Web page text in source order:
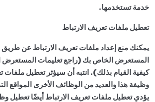
خدمة تستخدمها.
تعطيل ملفات تعريف الارتباط
يمكنك منع إعداد ملفات تعريف الارتباط عن
المستعرض الخاص بك (راجع تعليمات المستعرض
كيفية القيام بذلك). انتبه أن سيؤثر تعطيل ملفات
وظيفة هذا والعديد من الوظائف الأخرى المواقع
يؤدي تعطيل ملفات تعريف الارتباط أيضًا تعطيل